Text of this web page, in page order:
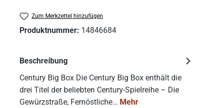
Zum Merkzettel hinzufügen
Produktnummer: 14846684
Beschreibung
Century Big Box Die Century Big Box enthält die
drei Titel der beliebten Century-Spielreihe – Die
Gewürzstraße, Fernöstliche… Mehr